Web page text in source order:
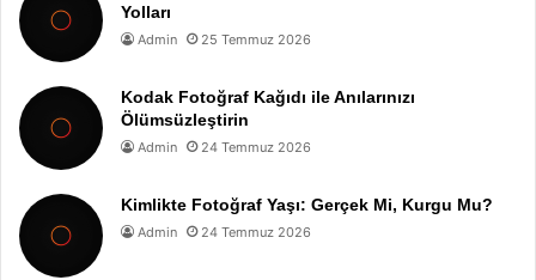
Yolları
Admin 25 Temmuz 2026
Kodak Fotoğraf Kağıdı ile Anılarınızı
Ölümsüzleştirin
Admin 24 Temmuz 2026
Kimlikte Fotoğraf Yaşı: Gerçek Mi, Kurgu Mu?
Admin 24 Temmuz 2026